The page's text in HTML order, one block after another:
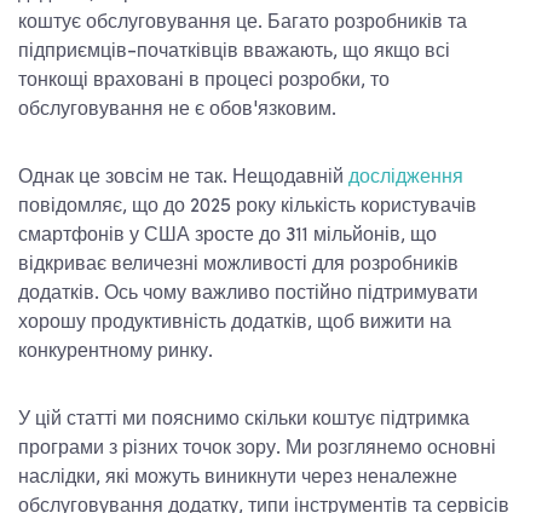
коштує обслуговування це. Багато розробників та
підприємців-початківців вважають, що якщо всі
тонкощі враховані в процесі розробки, то
обслуговування не є обов'язковим.
Однак це зовсім не так. Нещодавній дослідження
повідомляє, що до 2025 року кількість користувачів
смартфонів у США зросте до 311 мільйонів, що
відкриває величезні можливості для розробників
додатків. Ось чому важливо постійно підтримувати
хорошу продуктивність додатків, щоб вижити на
конкурентному ринку.
У цій статті ми пояснимо скільки коштує підтримка
програми з різних точок зору. Ми розглянемо основні
наслідки, які можуть виникнути через неналежне
обслуговування додатку, типи інструментів та сервісів